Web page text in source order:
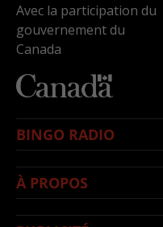
Avec la participation du
gouvernement du
Canada
BINGO RADIO
À PROPOS